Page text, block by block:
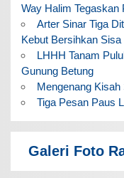
Way Halim Tegaskan
Arter Sinar Tiga
Kebut Bersihkan Sisa
LHHH Tanam
Gunung Betung
Mengenang
Tiga Pesan Paus
Galeri Foto